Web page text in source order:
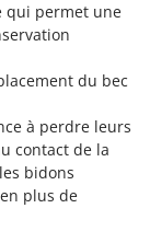
qui permet une
du bec
à perdre leurs
contact de la
bidons
plus de